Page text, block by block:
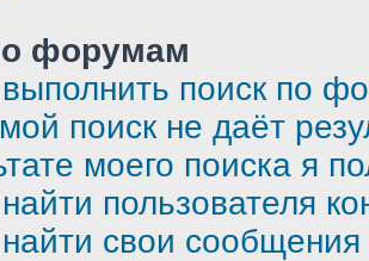
форумам
поиск по
поиск не даёт
моего поиска я
пользователя
свои